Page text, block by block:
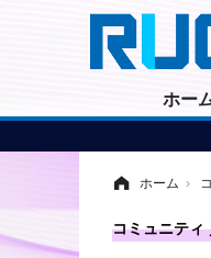
ホー
ホーム ›
コミュニティ